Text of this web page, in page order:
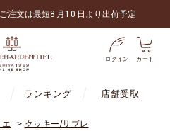
料無料！※一部地域・商品は除く
ログイン カート
ランキング 店舗受取
エ > クッキー/サブレ